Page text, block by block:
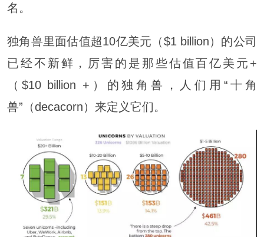
名。
独角兽里面估值超10亿美元（$1 billion）的公司
已经不新鲜，厉害的是那些估值百亿美元+
（$10 billion +）的独角兽，人们用“十角
兽”（decacorn）来定义它们。